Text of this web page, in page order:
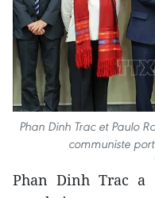
Phan Dinh Trac et Paulo
communiste
Phan Dinh Trac a